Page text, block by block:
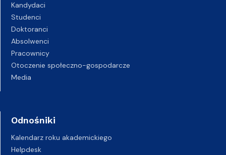
Kandydaci
Studenci
Doktoranci
Absolwenci
Pracownicy
Otoczenie społeczno-gospodarcze
Media
Odnośniki
Kalendarz roku akademickiego
Helpdesk